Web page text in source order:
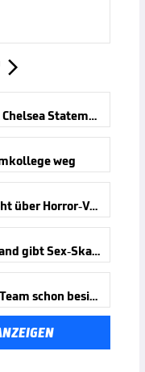

Alonso setzt mit Chelsea Statement
weg
Klinsmann spricht über Horror-Verletzung
Südkoreas Verband gibt Sex-Skandal zu
Aus für Müllers Team schon besiegelt